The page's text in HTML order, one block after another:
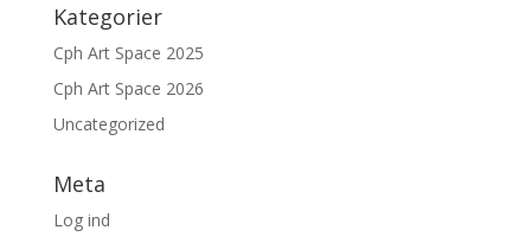
Kategorier
Cph Art Space 2025
Cph Art Space 2026
Uncategorized
Meta
Log ind